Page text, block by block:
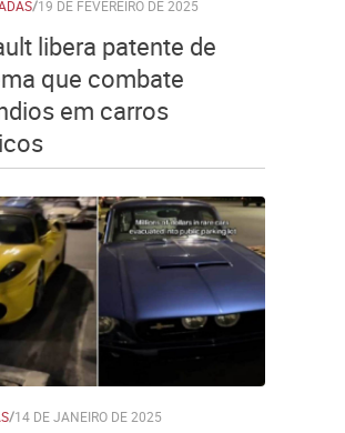
/19 DE FEVEREIRO DE 2025
libera patente de
que combate
em carros
/14 DE JANEIRO DE 2025